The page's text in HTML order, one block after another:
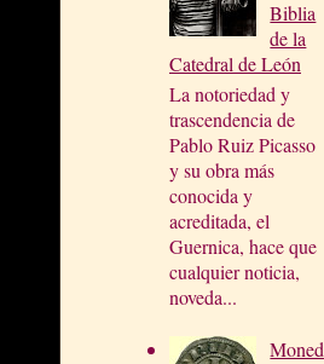
Biblia
de la
Catedral de León
La notoriedad y
trascendencia de
Pablo Ruiz Picasso
y su obra más
conocida y
acreditada, el
Guernica, hace que
cualquier noticia,
noveda...
Moned